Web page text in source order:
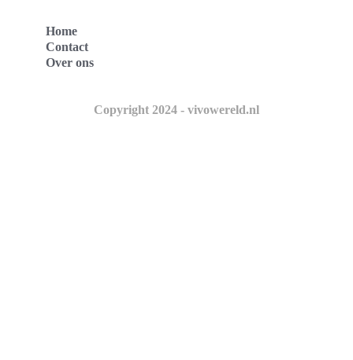
Home
Contact
Over ons
Copyright 2024 - vivowereld.nl